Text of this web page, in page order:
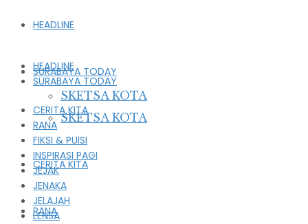
HEADLINE
SURABAYA TODAY
SKETSA KOTA
CERITA KITA
RANA
HEADLINE
SURABAYA TODAY
SKETSA KOTA
CERITA KITA
RANA
FIKSI & PUISI
INSPIRASI PAGI
JEJAK
JENAKA
JELAJAH
LENSA